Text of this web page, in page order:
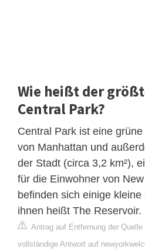
Wie heißt der
Central Park?
Central Park ist eine
von Manhattan und
der Stadt (circa 3,2 km²),
für die Einwohner von
befinden sich einige
ihnen heißt The Reservoir.
Antrag auf Entfernung der Quelle
vollständige Antwort auf